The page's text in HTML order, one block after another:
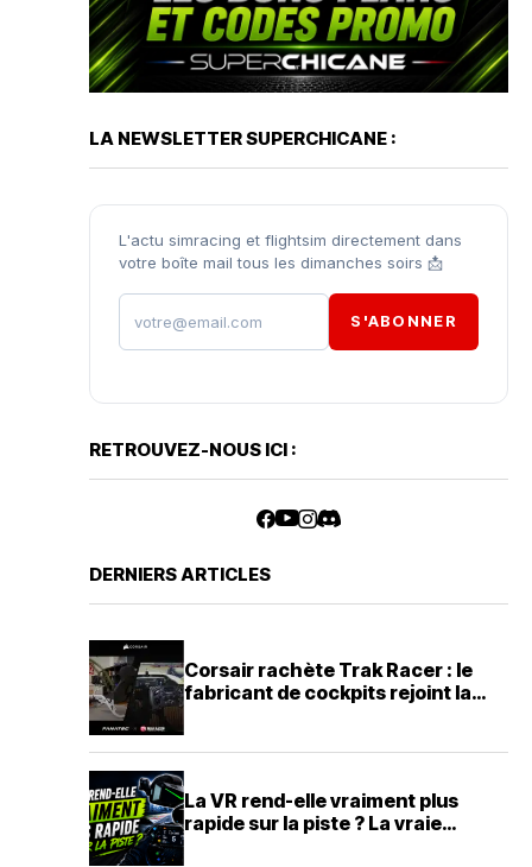
LA NEWSLETTER SUPERCHICANE :
L'actu simracing et flightsim directement dans
votre boîte mail tous les dimanches soirs 📩
S'ABONNER
RETROUVEZ-NOUS ICI :
DERNIERS ARTICLES
Corsair rachète Trak Racer : le
fabricant de cockpits rejoint la
La VR rend-elle vraiment plus
rapide sur la piste ? La vraie
analyse.